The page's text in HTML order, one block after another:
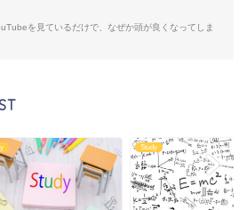
を見ているだけで、なぜか頭が良くなってしま
Study